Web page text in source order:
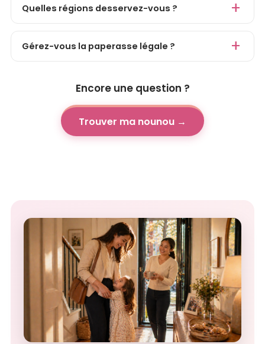
Quelles régions desservez-vous ?
Gérez-vous la paperasse légale ?
Encore une question ?
Trouver ma nounou →